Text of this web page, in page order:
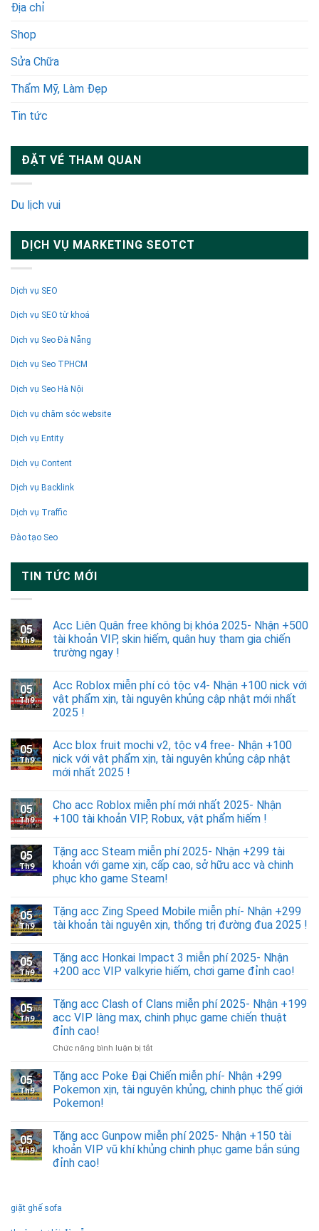
Địa chỉ
Shop
Sửa Chữa
Thẩm Mỹ, Làm Đẹp
Tin tức
ĐẶT VÉ THAM QUAN
Du lịch vui
DỊCH VỤ MARKETING SEOTCT
Dịch vụ SEO
Dịch vụ SEO từ khoá
Dịch vụ Seo Đà Nẵng
Dịch vụ Seo TPHCM
Dịch vụ Seo Hà Nội
Dịch vụ chăm sóc website
Dịch vụ Entity
Dịch vụ Content
Dịch vụ Backlink
Dịch vụ Traffic
Đào tạo Seo
TIN TỨC MỚI
05
Th9
Acc Liên Quân free không bị khóa 2025- Nhận +500
tài khoản VIP, skin hiếm, quân huy tham gia chiến
trường ngay !
05
Th9
Acc Roblox miễn phí có tộc v4- Nhận +100 nick với
vật phẩm xịn, tài nguyên khủng cập nhật mới nhất
2025 !
05
Th9
Acc blox fruit mochi v2, tộc v4 free- Nhận +100
nick với vật phẩm xịn, tài nguyên khủng cập nhật
mới nhất 2025 !
05
Th9
Cho acc Roblox miễn phí mới nhất 2025- Nhận
+100 tài khoản VIP, Robux, vật phẩm hiếm !
05
Th9
Tặng acc Steam miễn phí 2025- Nhận +299 tài
khoản với game xịn, cấp cao, sở hữu acc và chinh
phục kho game Steam!
05
Th9
Tặng acc Zing Speed Mobile miễn phí- Nhận +299
tài khoản tài nguyên xịn, thống trị đường đua 2025 !
05
Th9
Tặng acc Honkai Impact 3 miễn phí 2025- Nhận
+200 acc VIP valkyrie hiếm, chơi game đỉnh cao!
05
Th9
Tặng acc Clash of Clans miễn phí 2025- Nhận +199
acc VIP làng max, chinh phục game chiến thuật
đỉnh cao!
Chức năng bình luận bị tắtở
acc
Clash
of
phí
2025-
Nhận
05
Th9
Tặng acc Poke Đại Chiến miễn phí- Nhận +299
Pokemon xịn, tài nguyên khủng, chinh phục thế giới
Pokemon!
05
Th9
Tặng acc Gunpow miễn phí 2025- Nhận +150 tài
khoản VIP vũ khí khủng chinh phục game bắn súng
đỉnh cao!
giặt ghế sofa